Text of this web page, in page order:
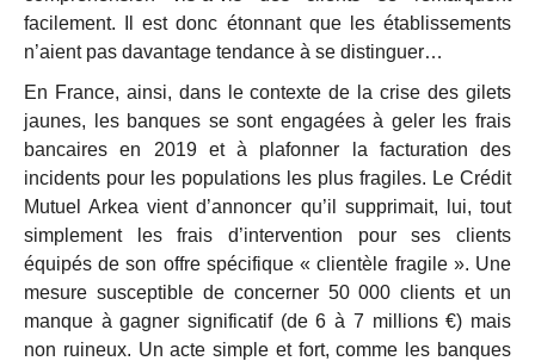
facilement. Il est donc étonnant que les établissements
n’aient pas davantage tendance à se distinguer…
En France, ainsi, dans le contexte de la crise des gilets
jaunes, les banques se sont engagées à geler les frais
bancaires en 2019 et à plafonner la facturation des
incidents pour les populations les plus fragiles. Le Crédit
Mutuel Arkea vient d’annoncer qu’il supprimait, lui, tout
simplement les frais d’intervention pour ses clients
équipés de son offre spécifique « clientèle fragile ». Une
mesure susceptible de concerner 50 000 clients et un
manque à gagner significatif (de 6 à 7 millions €) mais
non ruineux. Un acte simple et fort, comme les banques